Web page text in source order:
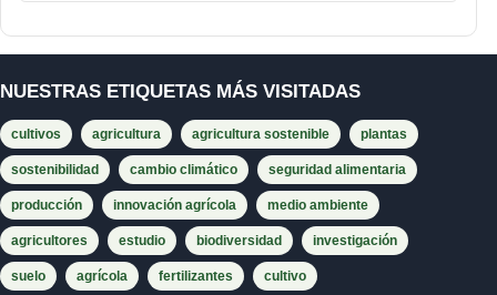
NUESTRAS ETIQUETAS MÁS VISITADAS
cultivos agricultura agricultura sostenible plantas
sostenibilidad cambio climático seguridad alimentaria
producción innovación agrícola medio ambiente
agricultores estudio biodiversidad investigación
suelo agrícola fertilizantes cultivo